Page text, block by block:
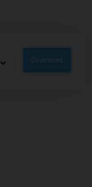
Download